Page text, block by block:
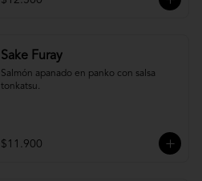
Sake Furay
Salmón apanado en panko con salsa
tonkatsu.
$11.900